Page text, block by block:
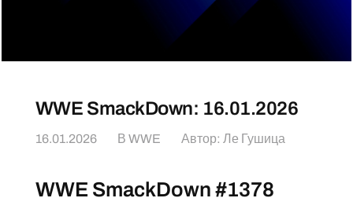
WWE SmackDown: 16.01.2026
16.01.2026 В WWE Автор: Ле Гушица
WWE SmackDown #1378